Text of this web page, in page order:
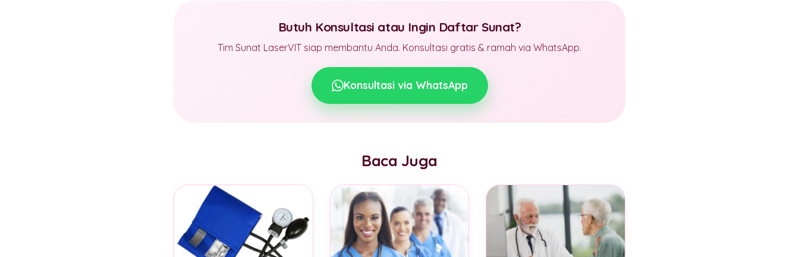
Butuh Konsultasi atau Ingin Daftar Sunat?
Tim Sunat LaserVIT siap membantu Anda. Konsultasi gratis & ramah via WhatsApp.
Konsultasi via WhatsApp
Baca Juga